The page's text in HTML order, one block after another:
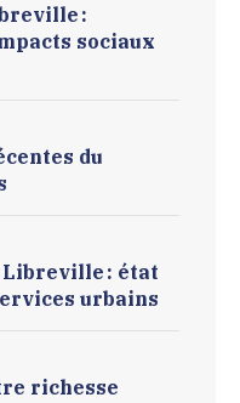
:
sociaux
du
: état
urbains
richesse